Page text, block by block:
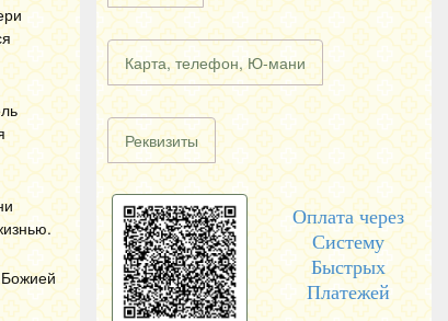
Карта, телефон, Ю-мани
Реквизиты
Оплата через
Систему
Быстрых
Платежей